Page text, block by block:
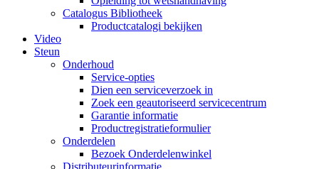
Catalogus Bibliotheek
Productcatalogi bekijken
Video
Steun
Onderhoud
Service-opties
Dien een serviceverzoek in
Zoek een geautoriseerd servicecentrum
Garantie informatie
Productregistratieformulier
Onderdelen
Bezoek Onderdelenwinkel